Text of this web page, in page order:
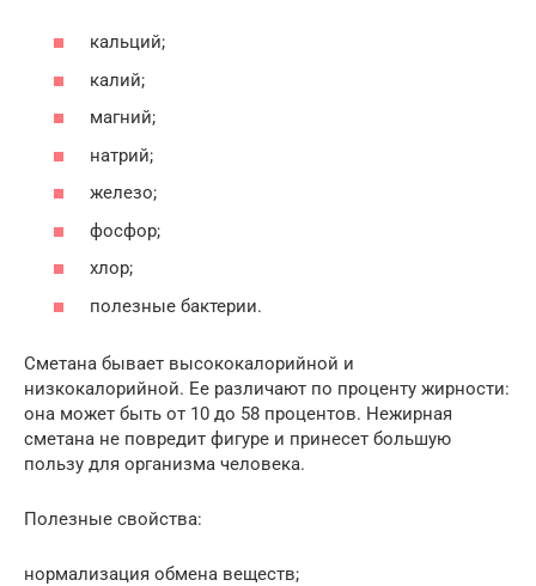
кальций;
калий;
магний;
натрий;
железо;
фосфор;
хлор;
полезные бактерии.
Сметана бывает высококалорийной и
низкокалорийной. Ее различают по проценту жирности:
она может быть от 10 до 58 процентов. Нежирная
сметана не повредит фигуре и принесет большую
пользу для организма человека.
Полезные свойства:
нормализация обмена веществ;